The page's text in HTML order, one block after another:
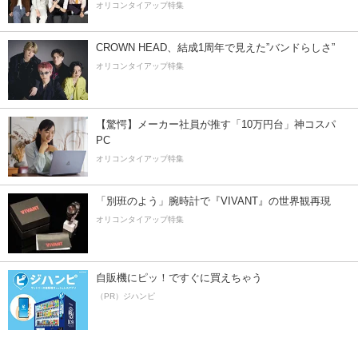
オリコンタイアップ特集
CROWN HEAD、結成1周年で見えた”バンドらしさ”
オリコンタイアップ特集
【驚愕】メーカー社員が推す「10万円台」神コスパ
PC
オリコンタイアップ特集
「別班のよう」腕時計で『VIVANT』の世界観再現
オリコンタイアップ特集
自販機にピッ！ですぐに買えちゃう
（PR）ジハンピ